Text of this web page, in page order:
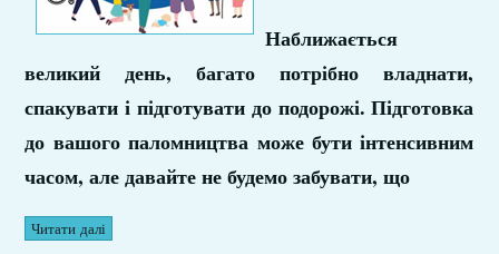
Наближається
великий день, багато потрібно владнати,
спакувати і підготувати до подорожі. Підготовка
до вашого паломництва може бути інтенсивним
часом, але давайте не будемо забувати, що
Читати далі